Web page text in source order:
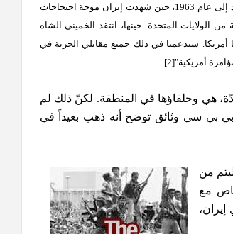
يُذكر أن الموقف المعادي للولايات المتحدة الذي أعلنه الخميني، قد سبق قيام "الجمهورية الإسلامية" بسنوات، حيث يعود إلى عام 1963، حين شهدت إيران موجة احتجاجات
الولايات المتحدة. حينها، انتقد الخميني الشاه
أمريكا. سيدعمنا في ذلك جميع مقاتلي الحرية في
أمريكية"[2]
هي وحلفاؤها في المنطقة. لكنّ ذلك لم
بي سي وثائق توضح أنه ذهب بعيداً في
من
مع